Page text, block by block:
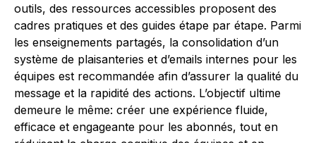
outils, des ressources accessibles proposent des
cadres pratiques et des guides étape par étape. Parmi
les enseignements partagés, la consolidation d’un
système de plaisanteries et d’emails internes pour les
équipes est recommandée afin d’assurer la qualité du
message et la rapidité des actions. L’objectif ultime
demeure le même: créer une expérience fluide,
efficace et engageante pour les abonnés, tout en